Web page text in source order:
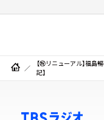
【㊗️リニューアル】福
記】